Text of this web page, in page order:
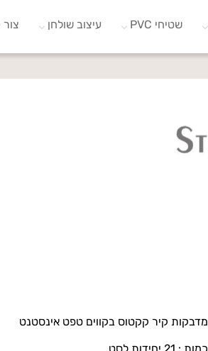
שטיחי PVC עיצוב שולחן
מדבקות קיר קקטוס בקווים טפט אינסטנט